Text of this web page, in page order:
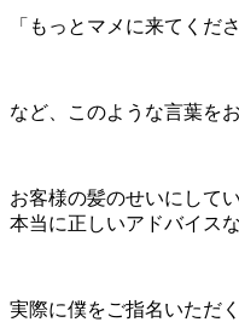
「もっとマメに来てくださ
など、このような言葉を
お客様の髪のせいにして
本当に正しいアドバイス
実際に僕をご指名いただ